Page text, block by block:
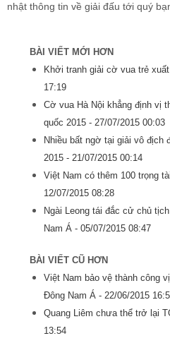
nhật thông tin về giải đấu tới quý
BÀI VIẾT MỚI HƠN
Khởi tranh giải cờ vua trẻ
17:19
Cờ vua Hà Nội khẳng định vị
quốc 2015 -27/07/2015 00:03
Nhiều bất ngờ tại giải vô địch
2015 -21/07/2015 00:14
Việt Nam có thêm 100 trọng
12/07/2015 08:28
Ngài Leong tái đắc cử chủ
Nam Á -05/07/2015 08:47
BÀI VIẾT CŨ HƠN
Việt Nam bảo vệ thành công
Đông Nam Á -22/06/2015
Quang Liêm chưa thể trở lại
13:54